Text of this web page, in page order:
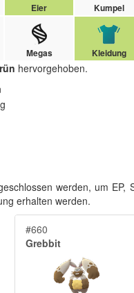
Eier Kumpel
Megas Kleidung
hervorgehoben.
werden, um EP,
erhalten werden.
#660
Grebbit